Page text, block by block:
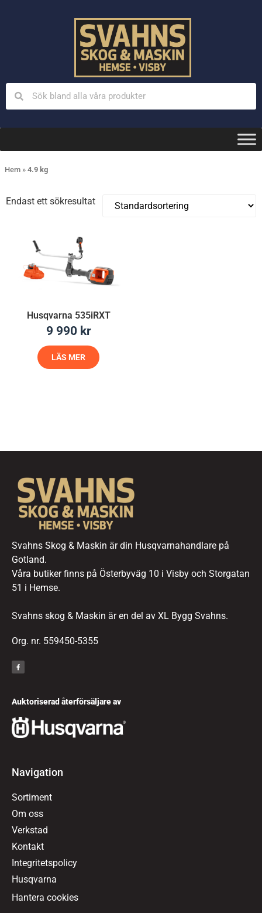
Hem » 4.9 kg
Endast ett sökresultat
Husqvarna 535iRXT
9 990 kr
LÄS MER
Svahns Skog & Maskin är din Husqvarnahandlare på
Gotland.
Våra butiker finns på Österbyväg 10 i Visby och Storgatan
51 i Hemse.
Svahns skog & Maskin är en del av XL Bygg Svahns.
Org. nr. 559450-5355
Auktoriserad återförsäljare av
Navigation
Sortiment
Om oss
Verkstad
Kontakt
Integritetspolicy
Husqvarna
Hantera cookies